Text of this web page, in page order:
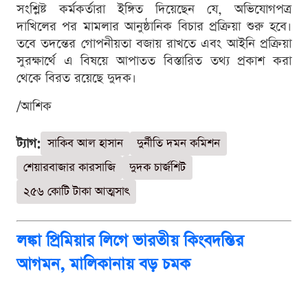
সংশ্লিষ্ট কর্মকর্তারা ইঙ্গিত দিয়েছেন যে, অভিযোগপত্র
দাখিলের পর মামলার আনুষ্ঠানিক বিচার প্রক্রিয়া শুরু হবে।
তবে তদন্তের গোপনীয়তা বজায় রাখতে এবং আইনি প্রক্রিয়া
সুরক্ষার্থে এ বিষয়ে আপাতত বিস্তারিত তথ্য প্রকাশ করা
থেকে বিরত রয়েছে দুদক।
/আশিক
ট্যাগ: সাকিব আল হাসান
দুর্নীতি দমন কমিশন
শেয়ারবাজার কারসাজি
দুদক চার্জশিট
২৫৬ কোটি টাকা আত্মসাৎ
লঙ্কা প্রিমিয়ার লিগে ভারতীয় কিংবদন্তির
আগমন, মালিকানায় বড় চমক